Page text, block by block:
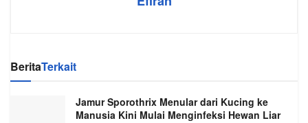
BeritaTerkait
Jamur Sporothrix Menular dari Kucing ke
Manusia Kini Mulai Menginfeksi Hewan Liar